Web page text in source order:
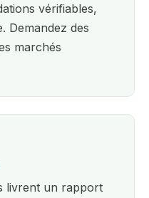
vérifiables,
Demandez des
marchés
livrent un rapport